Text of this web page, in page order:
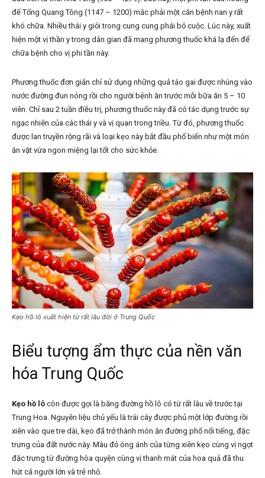
đế Tống Quang Tông (1147 – 1200) mắc phải một căn bệnh nan y rất
khó chữa. Nhiều thái y giỏi trong cung cung phải bỏ cuộc. Lúc này, xuất
hiện một vị thần y trong dân gian đã mang phương thuốc khá lạ đến để
chữa bệnh cho vị phi tần này.
Phương thuốc đơn giản chỉ sử dụng những quả táo gai được nhúng vào
nước đường đun nóng rồi cho người bệnh ăn trước mỗi bữa ăn 5 – 10
viên. Chỉ sau 2 tuần điều trị, phương thuốc này đã có tác dụng trước sự
ngạc nhiên của các thái y và vị quan trong triều. Từ đó, phương thuốc
được lan truyền rộng rãi và loại kẹo này bắt đầu phổ biến như một món
ăn vặt vừa ngon miệng lại tốt cho sức khỏe.
Kẹo hồ lô xuất hiện từ rất lâu đời ở Trung Quốc
Biểu tượng ẩm thực của nền văn
hóa Trung Quốc
Kẹo hồ lô còn được gọi là băng đường hồ lô có từ rất lâu về trước tại
Trung Hoa. Nguyên liệu chủ yếu là trái cây được phủ một lớp đường rồi
xiên vào que tre dài, kẹo đã trở thành món ăn đường phố nổi tiếng, đặc
trưng của đất nước này. Màu đỏ óng ánh của từng xiên kẹo cùng vị ngọt
đặc trưng từ đường hòa quyện cùng vị thanh mát của hoa quả đã thu
hút cả người lớn và trẻ nhỏ.